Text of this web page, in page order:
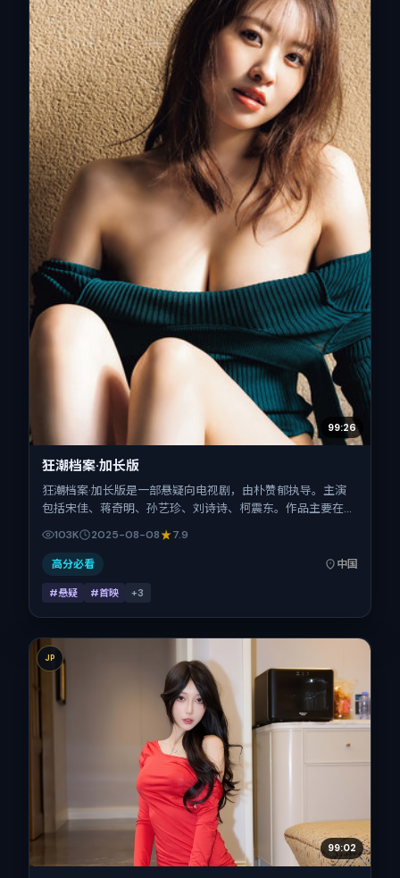
99:26
狂潮档案·加长版
狂潮档案·加长版是一部悬疑向电视剧，由朴赞郁执导。主演
包括宋佳、蒋奇明、孙艺珍、刘诗诗、柯震东。作品主要在中
国大陆取景与发行，2025年暑期档与观众见面，首映日期
2025-08-08，正片时长159分钟。
103K 2025-08-08 7.9
高分必看 中国
#悬疑 #首映 +3
JP
99:02